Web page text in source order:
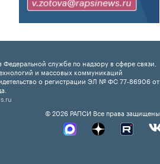
службе по надзору в сфере связи,
и массовых коммуникаций
о регистрации ЭЛ № ФС 77-86906 от
© 2026 РАПСИ Все права защищены.